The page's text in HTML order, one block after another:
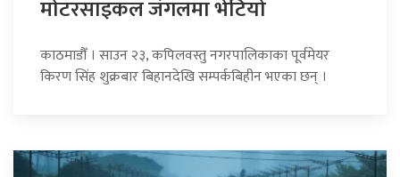
माेटरसाइकल जंगलमा भेटियाे
काठमाडौँ । साउन २३, कपिलवस्तु नगरपालिकाका पूर्वमेयर
किरण सिंह शुक्रबार बिहानदेखि सम्पर्कबिहीन भएका छन् ।